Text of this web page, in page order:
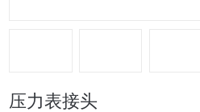
压力表接头